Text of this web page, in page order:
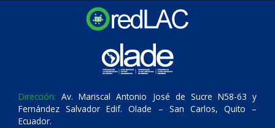
Dirección: Av. Mariscal Antonio José de Sucre N58-63 y
Fernández Salvador Edif. Olade – San Carlos, Quito –
Ecuador.